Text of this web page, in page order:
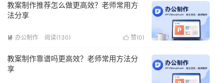
教案制作推荐怎么做更高效？老师常用方
法分享
 赞(0)
 办公制作 阅读(130)
教案制作靠谱吗更高效？老师常用方法分
享